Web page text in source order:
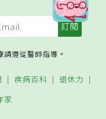
遵從醫師指導。
疾病百科
退休力
家